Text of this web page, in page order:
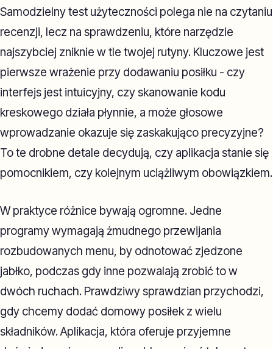
Samodzielny test użyteczności polega nie na czytaniu
recenzji, lecz na sprawdzeniu, które narzędzie
najszybciej zniknie w tle twojej rutyny. Kluczowe jest
pierwsze wrażenie przy dodawaniu posiłku - czy
interfejs jest intuicyjny, czy skanowanie kodu
kreskowego działa płynnie, a może głosowe
wprowadzanie okazuje się zaskakująco precyzyjne?
To te drobne detale decydują, czy aplikacja stanie się
pomocnikiem, czy kolejnym uciążliwym obowiązkiem.
W praktyce różnice bywają ogromne. Jedne
programy wymagają żmudnego przewijania
rozbudowanych menu, by odnotować zjedzone
jabłko, podczas gdy inne pozwalają zrobić to w
dwóch ruchach. Prawdziwy sprawdzian przychodzi,
gdy chcemy dodać domowy posiłek z wielu
składników. Aplikacja, która oferuje przyjemne